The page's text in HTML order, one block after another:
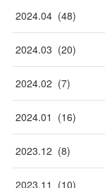
2024.04 (48)
2024.03 (20)
2024.02 (7)
2024.01 (16)
2023.12 (8)
2023.11 (10)